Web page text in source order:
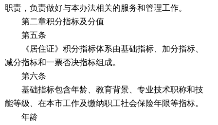
职责，负责做好与本办法相关的服务和管理工作。
第二章积分指标及分值
第五条
《居住证》积分指标体系由基础指标、加分指标、
减分指标和一票否决指标组成。
第六条
基础指标包含年龄、教育背景、专业技术职称和技
能等级、在本市工作及缴纳职工社会保险年限等指标。
年龄